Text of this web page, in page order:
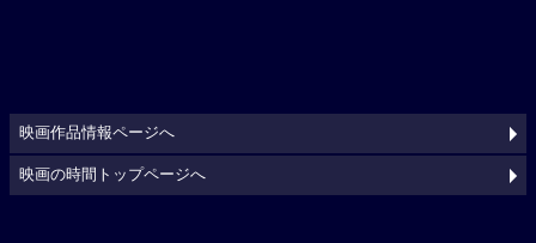
映画作品情報ページへ
映画の時間トップページへ